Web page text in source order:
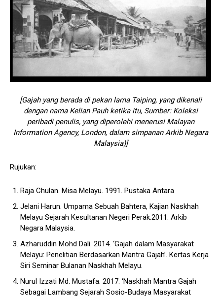
[Gajah yang berada di pekan lama Taiping, yang dikenali
dengan nama Kelian Pauh ketika itu, Sumber: Koleksi
peribadi penulis, yang diperolehi menerusi Malayan
Information Agency, London, dalam simpanan Arkib Negara
Malaysia)]
Rujukan:
Raja Chulan. Misa Melayu. 1991. Pustaka Antara
Jelani Harun. Umpama Sebuah Bahtera, Kajian Naskhah
Melayu Sejarah Kesultanan Negeri Perak.2011. Arkib
Negara Malaysia.
Azharuddin Mohd Dali. 2014. ‘Gajah dalam Masyarakat
Melayu: Penelitian Berdasarkan Mantra Gajah’. Kertas Kerja
Siri Seminar Bulanan Naskhah Melayu.
Nurul Izzati Md. Mustafa. 2017. ‘Naskhah Mantra Gajah
Sebagai Lambang Sejarah Sosio-Budaya Masyarakat